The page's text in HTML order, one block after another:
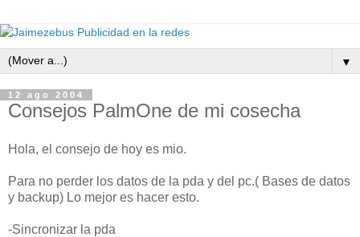
▼
12 ago 2004
Consejos PalmOne de mi cosecha
Hola, el consejo de hoy es mio.
Para no perder los datos de la pda y del pc.( Bases de datos
y backup) Lo mejor es hacer esto.
-Sincronizar la pda